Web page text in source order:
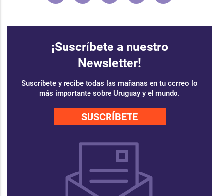
¡Suscríbete a nuestro
Newsletter!
Suscríbete y recibe todas las mañanas en tu correo lo
más importante sobre Uruguay y el mundo.
SUSCRÍBETE